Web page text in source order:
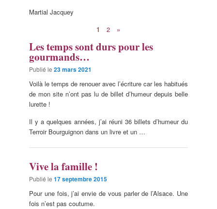
Martial Jacquey
1
2 »
Les temps sont durs pour les
gourmands…
Publié le 23 mars 2021
Voilà le temps de renouer avec l’écriture car les habitués
de mon site n’ont pas lu de billet d’humeur depuis belle
lurette !
Il y a quelques années, j’ai réuni 36 billets d’humeur du
Terroir Bourguignon dans un livre et un …
Vive la famille !
Publié le 17 septembre 2015
Pour une fois, j’ai envie de vous parler de l’Alsace. Une
fois n’est pas coutume.